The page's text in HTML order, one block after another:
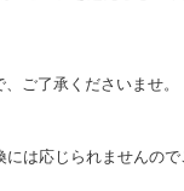
ご了承くださいませ。
は応じられませんので